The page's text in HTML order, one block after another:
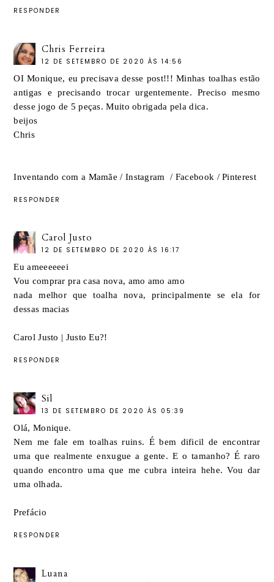
RESPONDER
Chris Ferreira
12 DE SETEMBRO DE 2020 ÀS 14:56
OI Monique, eu precisava desse post!!! Minhas toalhas estão
antigas e precisando trocar urgentemente. Preciso mesmo
desse jogo de 5 peças. Muito obrigada pela dica.
beijos
Chris
Inventando com a Mamãe / Instagram / Facebook /Pinterest
RESPONDER
Carol Justo
12 DE SETEMBRO DE 2020 ÀS 16:17
Eu ameeeeeei
Vou comprar pra casa nova, amo amo amo
nada melhor que toalha nova, principalmente se ela for
dessas macias
Carol Justo | Justo Eu?!
RESPONDER
Sil
13 DE SETEMBRO DE 2020 ÀS 05:39
Olá, Monique.
Nem me fale em toalhas ruins. É bem dificil de encontrar
uma que realmente enxugue a gente. E o tamanho? É raro
quando encontro uma que me cubra inteira hehe. Vou dar
uma olhada.
Prefácio
RESPONDER
Luana